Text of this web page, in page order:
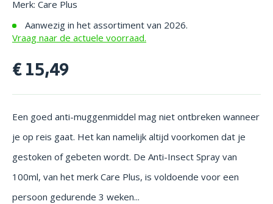
Merk: Care Plus
Aanwezig in het assortiment van 2026.
Vraag naar de actuele voorraad.
€ 15,49
Een goed anti-muggenmiddel mag niet ontbreken wanneer
je op reis gaat. Het kan namelijk altijd voorkomen dat je
gestoken of gebeten wordt. De Anti-Insect Spray van
100ml, van het merk Care Plus, is voldoende voor een
persoon gedurende 3 weken...